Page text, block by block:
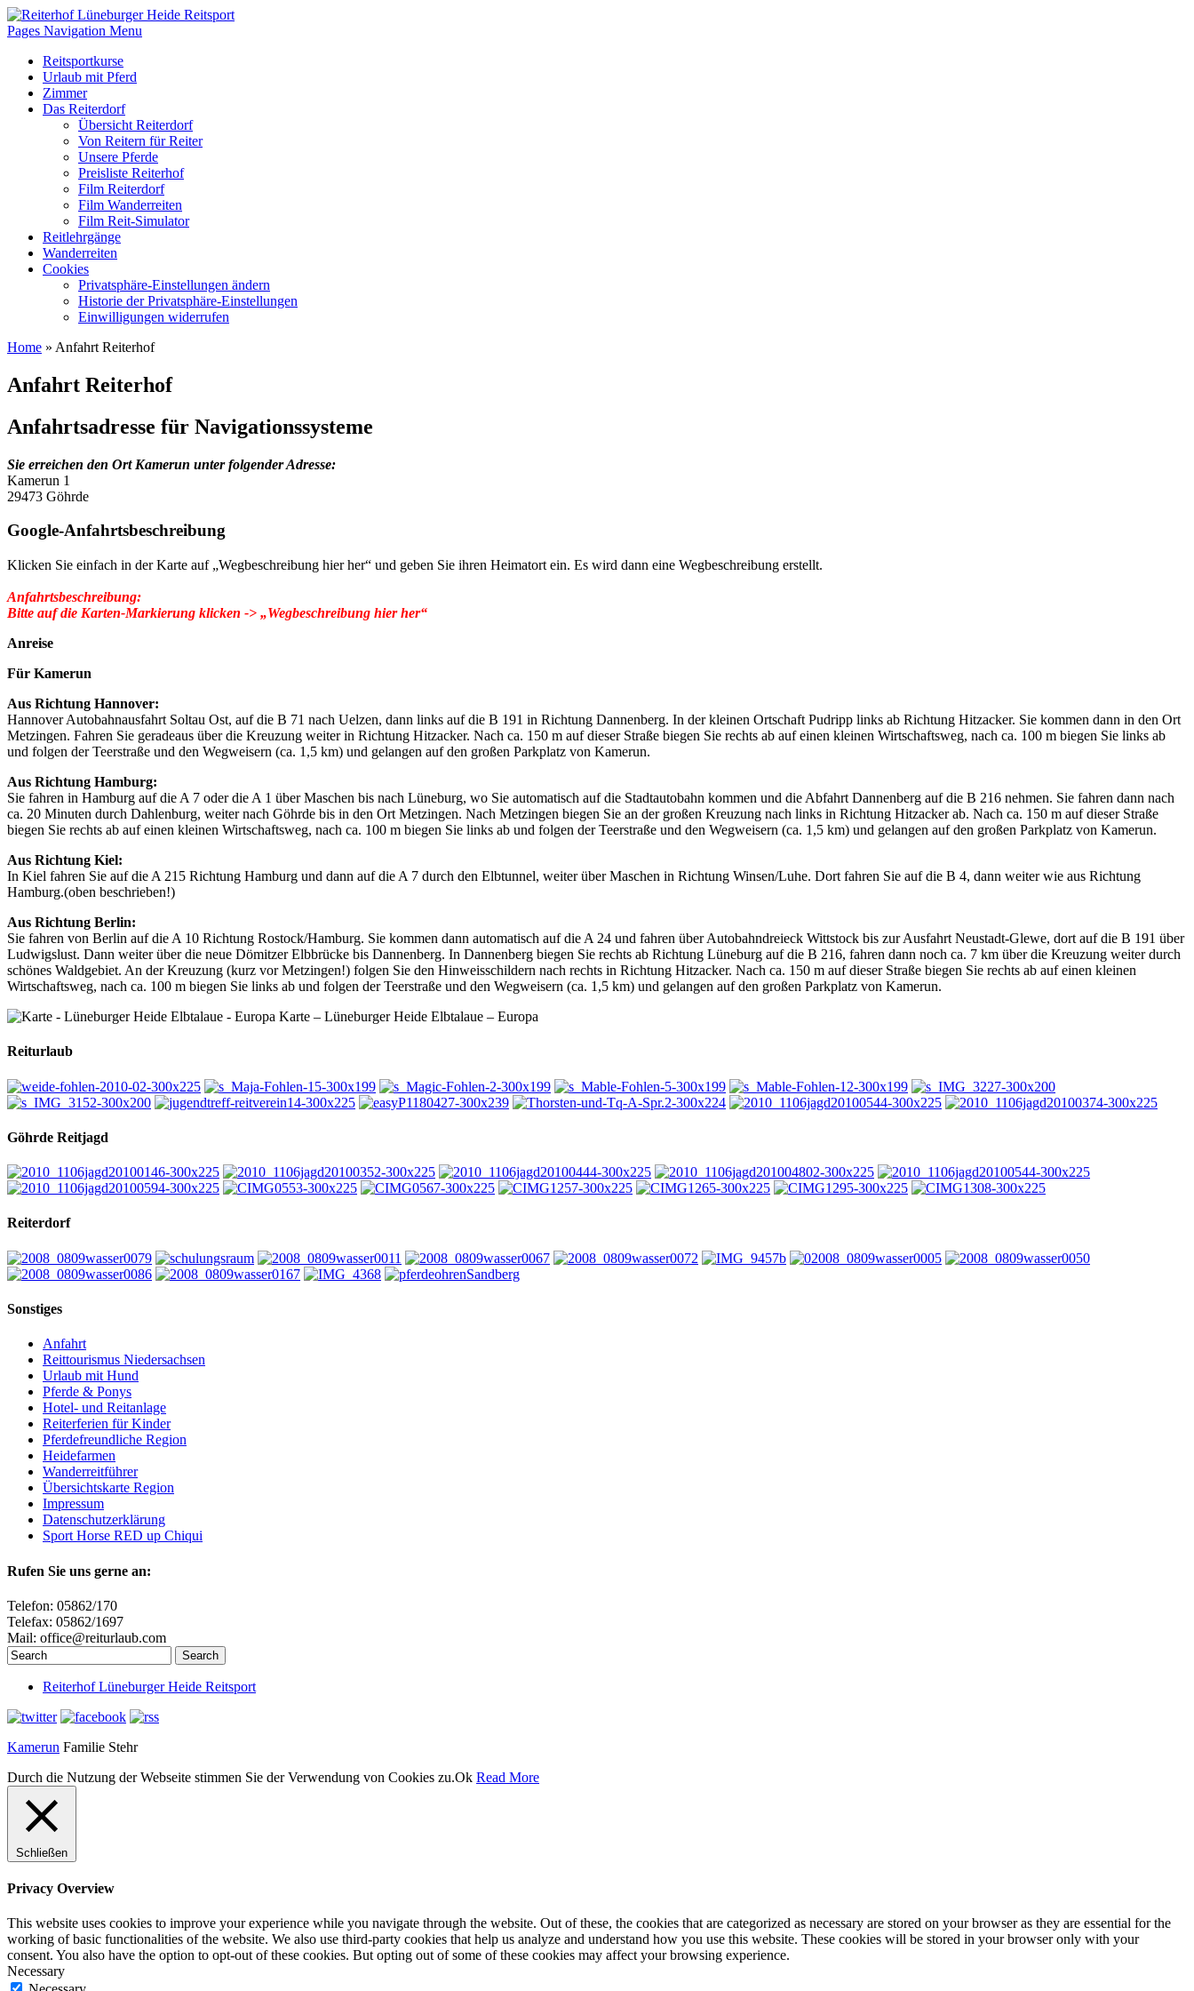
Pages Navigation Menu
Reitsportkurse
Urlaub mit Pferd
Zimmer
Das Reiterdorf
Übersicht Reiterdorf
Von Reitern für Reiter
Unsere Pferde
Preisliste Reiterhof
Film Reiterdorf
Film Wanderreiten
Film Reit-Simulator
Reitlehrgänge
Wanderreiten
Cookies
Privatsphäre-Einstellungen ändern
Historie der Privatsphäre-Einstellungen
Einwilligungen widerrufen
Home » Anfahrt Reiterhof
Anfahrt Reiterhof
Anfahrtsadresse für Navigationssysteme
Sie erreichen den Ort Kamerun unter folgender Adresse:
Kamerun 1
29473 Göhrde
Google-Anfahrtsbeschreibung
Klicken Sie einfach in der Karte auf „Wegbeschreibung hier her“ und geben Sie ihren Heimatort ein. Es wird dann eine Wegbeschreibung erstellt.
Anfahrtsbeschreibung:
Bitte auf die Karten-Markierung klicken -> „Wegbeschreibung hier her“
Anreise
Für Kamerun
Aus Richtung Hannover:
Hannover Autobahnausfahrt Soltau Ost, auf die B 71 nach Uelzen, dann links auf die B 191 in Richtung Dannenberg. In der kleinen Ortschaft Pudripp links ab Richtung Hitzacker. Sie kommen dann in den Ort
Metzingen. Fahren Sie geradeaus über die Kreuzung weiter in Richtung Hitzacker. Nach ca. 150 m auf dieser Straße biegen Sie rechts ab auf einen kleinen Wirtschaftsweg, nach ca. 100 m biegen Sie links ab
und folgen der Teerstraße und den Wegweisern (ca. 1,5 km) und gelangen auf den großen Parkplatz von Kamerun.
Aus Richtung Hamburg:
Sie fahren in Hamburg auf die A 7 oder die A 1 über Maschen bis nach Lüneburg, wo Sie automatisch auf die Stadtautobahn kommen und die Abfahrt Dannenberg auf die B 216 nehmen. Sie fahren dann nach
ca. 20 Minuten durch Dahlenburg, weiter nach Göhrde bis in den Ort Metzingen. Nach Metzingen biegen Sie an der großen Kreuzung nach links in Richtung Hitzacker ab. Nach ca. 150 m auf dieser Straße
biegen Sie rechts ab auf einen kleinen Wirtschaftsweg, nach ca. 100 m biegen Sie links ab und folgen der Teerstraße und den Wegweisern (ca. 1,5 km) und gelangen auf den großen Parkplatz von Kamerun.
Aus Richtung Kiel:
In Kiel fahren Sie auf die A 215 Richtung Hamburg und dann auf die A 7 durch den Elbtunnel, weiter über Maschen in Richtung Winsen/Luhe. Dort fahren Sie auf die B 4, dann weiter wie aus Richtung
Hamburg.(oben beschrieben!)
Aus Richtung Berlin:
Sie fahren von Berlin auf die A 10 Richtung Rostock/Hamburg. Sie kommen dann automatisch auf die A 24 und fahren über Autobahndreieck Wittstock bis zur Ausfahrt Neustadt-Glewe, dort auf die B 191 über
Ludwigslust. Dann weiter über die neue Dömitzer Elbbrücke bis Dannenberg. In Dannenberg biegen Sie rechts ab Richtung Lüneburg auf die B 216, fahren dann noch ca. 7 km über die Kreuzung weiter durch
schönes Waldgebiet. An der Kreuzung (kurz vor Metzingen!) folgen Sie den Hinweisschildern nach rechts in Richtung Hitzacker. Nach ca. 150 m auf dieser Straße biegen Sie rechts ab auf einen kleinen
Wirtschaftsweg, nach ca. 100 m biegen Sie links ab und folgen der Teerstraße und den Wegweisern (ca. 1,5 km) und gelangen auf den großen Parkplatz von Kamerun.
Karte – Lüneburger Heide Elbtalaue – Europa
Reiturlaub
Göhrde Reitjagd
Reiterdorf
Sonstiges
Anfahrt
Reittourismus Niedersachsen
Urlaub mit Hund
Pferde & Ponys
Hotel- und Reitanlage
Reiterferien für Kinder
Pferdefreundliche Region
Heidefarmen
Wanderreitführer
Übersichtskarte Region
Impressum
Datenschutzerklärung
Sport Horse RED up Chiqui
Rufen Sie uns gerne an:
Telefon: 05862/170
Telefax: 05862/1697
Mail: office@reiturlaub.com
Reiterhof Lüneburger Heide Reitsport
Kamerun Familie Stehr
Durch die Nutzung der Webseite stimmen Sie der Verwendung von Cookies zu.Ok Read More
Schließen
Privacy Overview
This website uses cookies to improve your experience while you navigate through the website. Out of these, the cookies that are categorized as necessary are stored on your browser as they are essential for the
working of basic functionalities of the website. We also use third-party cookies that help us analyze and understand how you use this website. These cookies will be stored in your browser only with your
consent. You also have the option to opt-out of these cookies. But opting out of some of these cookies may affect your browsing experience.
Necessary